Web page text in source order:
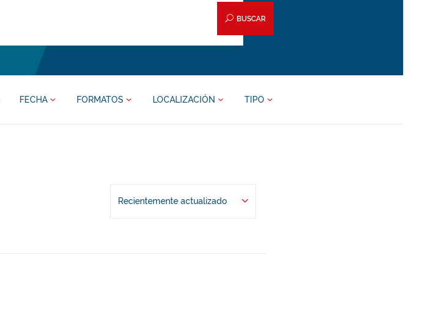
BUSCAR
FECHA FORMATOS LOCALIZACIÓN TIPO
Recientemente actualizado